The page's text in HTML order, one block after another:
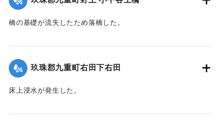
橋の基礎が流失したため落橋した。
2020/7/6｜固有コード:01215072
玖珠郡九重町右田下右田
床上浸水が発生した。
2020/7/6｜固有コード:01215065